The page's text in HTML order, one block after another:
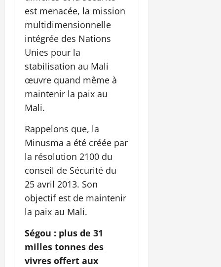
est menacée, la mission
multidimensionnelle
intégrée des Nations
Unies pour la
stabilisation au Mali
œuvre quand même à
maintenir la paix au
Mali.
Rappelons que, la
Minusma a été créée par
la résolution 2100 du
conseil de Sécurité du
25 avril 2013. Son
objectif est de maintenir
la paix au Mali.
Ségou : plus de 31
milles tonnes des
vivres offert aux